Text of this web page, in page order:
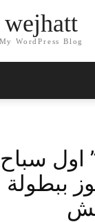
wejhatt
My WordPress Blog
اول
ببطولة